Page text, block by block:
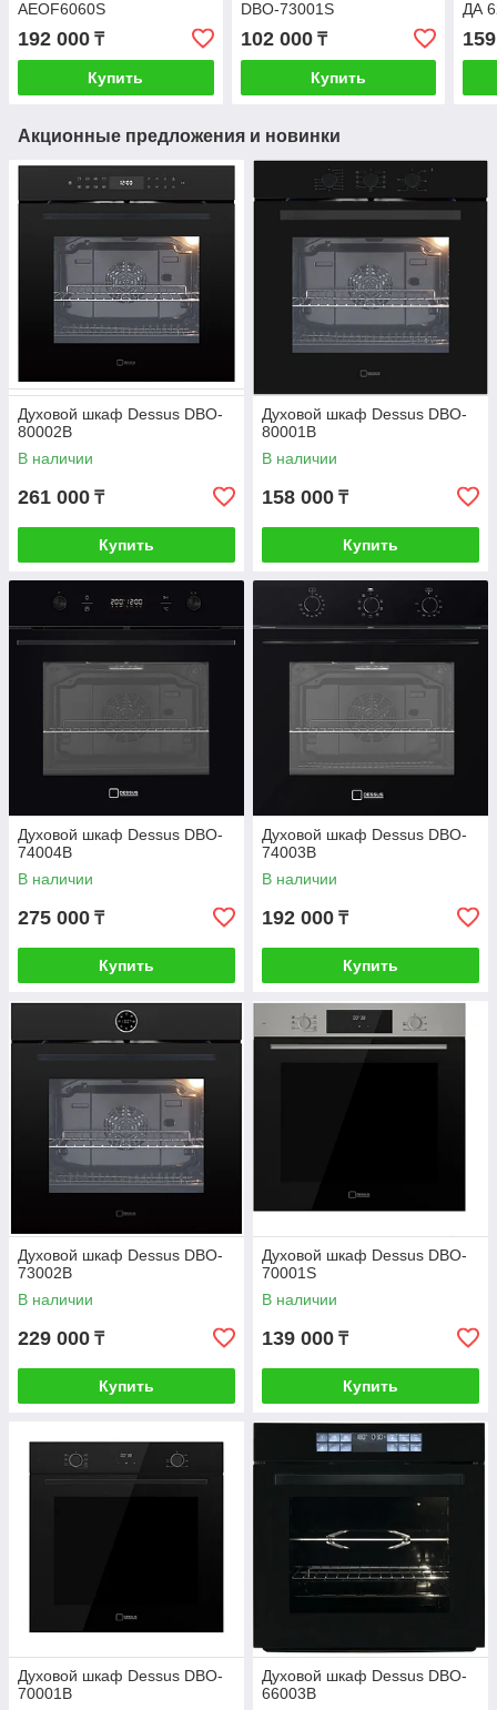
AEOF6060S
192 000 ₸
Купить
DBO-73001S
102 000₸
Купить
ДА
Акционные предложения и новинки
Духовой шкаф Dessus DBO-
80002B
В наличии
261 000 ₸
Купить
Духовой шкаф Dessus DBO-
80001B
В наличии
158 000 ₸
Купить
Духовой шкаф Dessus DBO-
74004B
В наличии
275 000 ₸
Купить
Духовой шкаф Dessus DBO-
74003B
В наличии
192 000 ₸
Купить
Духовой шкаф Dessus DBO-
73002B
В наличии
229 000 ₸
Купить
Духовой шкаф Dessus DBO-
70001S
В наличии
139 000 ₸
Купить
Духовой шкаф Dessus DBO-
70001B
Духовой шкаф Dessus DBO-
66003B